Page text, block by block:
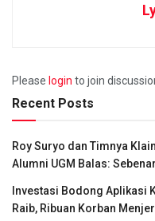
Please login to join
Recent Posts
Roy Suryo dan Timnya
Alumni UGM Balas:
Investasi Bodong Aplikasi
Raib, Ribuan Korban